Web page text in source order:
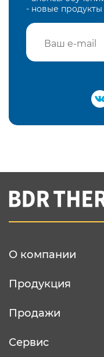
- новые продукты
Подтвердить
Вы соглашаетесь
О компании
Продукция
Продажи
Сервис